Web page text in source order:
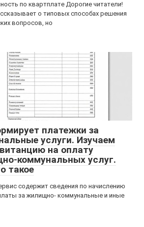
по квартплате Дорогие читатели!
о типовых способах решения
вопросов, но
платежки за
услуги. Изучаем
на оплату
коммунальных услуг.
такое
содержит сведения по начислению
за жилищно- коммунальные и иные